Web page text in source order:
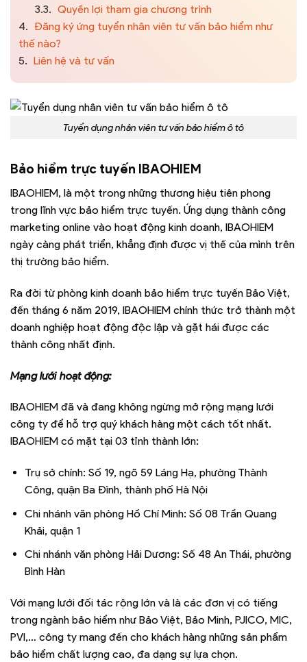
3.3. Quyền lợi tham gia chương trình
4. Đăng ký ứng tuyển nhân viên tư vấn bảo hiểm như
thế nào?
5. Liên hệ và tư vấn
Tuyển dụng nhân viên tư vấn bảo hiểm ô tô
Bảo hiểm trực tuyến IBAOHIEM
IBAOHIEM, là một trong những thương hiệu tiên phong
trong lĩnh vực bảo hiểm trực tuyến. Ứng dụng thành công
marketing online vào hoạt động kinh doanh, IBAOHIEM
ngày càng phát triển, khẳng định được vị thế của mình trên
thị trường bảo hiểm.
Ra đời từ phòng kinh doanh bảo hiểm trực tuyến Bảo Việt,
đến tháng 6 năm 2019, IBAOHIEM chính thức trở thành một
doanh nghiệp hoạt động độc lập và gặt hái được các
thành công nhất định.
Mạng lưới hoạt động:
IBAOHIEM đã và đang không ngừng mở rộng mạng lưới
công ty để hỗ trợ quý khách hàng một cách tốt nhất.
IBAOHIEM có mặt tại 03 tỉnh thành lớn:
Trụ sở chính: Số 19, ngõ 59 Láng Hạ, phường Thành
Công, quận Ba Đình, thành phố Hà Nội
Chi nhánh văn phòng Hồ Chí Minh: Số 08 Trần Quang
Khải, quận 1
Chi nhánh văn phòng Hải Dương: Số 48 An Thái, phường
Bình Hàn
Với mạng lưới đối tác rộng lớn và là các đơn vị có tiếng
trong ngành bảo hiểm như Bảo Việt, Bảo Minh, PJICO, MIC,
PVI,… công ty mang đến cho khách hàng những sản phẩm
bảo hiểm chất lượng cao, đa dạng sự lựa chọn.